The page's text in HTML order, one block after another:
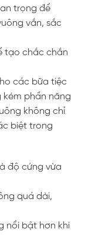
trọng để
vắn, sắc
tạo chắc chắn
các bữa tiệc
kém phần năng
không chỉ
biệt trong
độ cứng vừa
quá dài,
nổi bật hơn khi